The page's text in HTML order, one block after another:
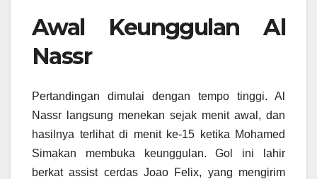
Awal Keunggulan Al
Nassr
Pertandingan dimulai dengan tempo tinggi. Al
Nassr langsung menekan sejak menit awal, dan
hasilnya terlihat di menit ke-15 ketika Mohamed
Simakan membuka keunggulan. Gol ini lahir
berkat assist cerdas Joao Felix, yang mengirim